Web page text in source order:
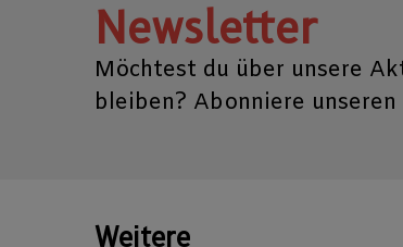
Newsletter
Möchtest du über unsere
bleiben? Abonniere
Weitere